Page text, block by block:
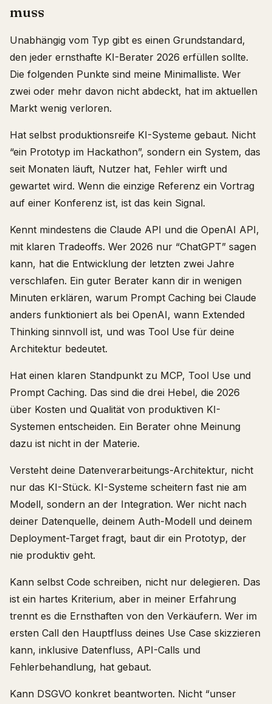
muss
Unabhängig vom Typ gibt es einen Grundstandard,
den jeder ernsthafte KI-Berater 2026 erfüllen sollte.
Die folgenden Punkte sind meine Minimalliste. Wer
zwei oder mehr davon nicht abdeckt, hat im aktuellen
Markt wenig verloren.
Hat selbst produktionsreife KI-Systeme gebaut. Nicht
“ein Prototyp im Hackathon”, sondern ein System, das
seit Monaten läuft, Nutzer hat, Fehler wirft und
gewartet wird. Wenn die einzige Referenz ein Vortrag
auf einer Konferenz ist, ist das kein Signal.
Kennt mindestens die Claude API und die OpenAI API,
mit klaren Tradeoffs. Wer 2026 nur “ChatGPT” sagen
kann, hat die Entwicklung der letzten zwei Jahre
verschlafen. Ein guter Berater kann dir in wenigen
Minuten erklären, warum Prompt Caching bei Claude
anders funktioniert als bei OpenAI, wann Extended
Thinking sinnvoll ist, und was Tool Use für deine
Architektur bedeutet.
Hat einen klaren Standpunkt zu MCP, Tool Use und
Prompt Caching. Das sind die drei Hebel, die 2026
über Kosten und Qualität von produktiven KI-
Systemen entscheiden. Ein Berater ohne Meinung
dazu ist nicht in der Materie.
Versteht deine Datenverarbeitungs-Architektur, nicht
nur das KI-Stück. KI-Systeme scheitern fast nie am
Modell, sondern an der Integration. Wer nicht nach
deiner Datenquelle, deinem Auth-Modell und deinem
Deployment-Target fragt, baut dir ein Prototyp, der
nie produktiv geht.
Kann selbst Code schreiben, nicht nur delegieren. Das
ist ein hartes Kriterium, aber in meiner Erfahrung
trennt es die Ernsthaften von den Verkäufern. Wer im
ersten Call den Hauptfluss deines Use Case skizzieren
kann, inklusive Datenfluss, API-Calls und
Fehlerbehandlung, hat gebaut.
Kann DSGVO konkret beantworten. Nicht “unser